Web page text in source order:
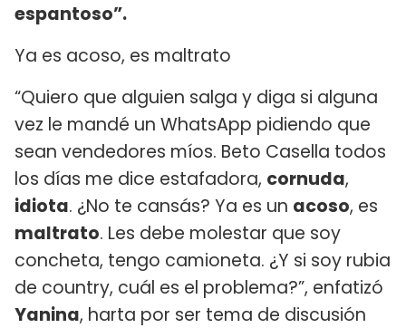
espantoso”.
Ya es acoso, es maltrato
“Quiero que alguien salga y diga si alguna
vez le mandé un WhatsApp pidiendo que
sean vendedores míos. Beto Casella todos
los días me dice estafadora, cornuda,
idiota. ¿No te cansás? Ya es un acoso, es
maltrato. Les debe molestar que soy
concheta, tengo camioneta. ¿Y si soy rubia
de country, cuál es el problema?”, enfatizó
Yanina, harta por ser tema de discusión